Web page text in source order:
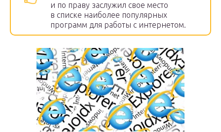
и по праву заслужил свое место
в списке наиболее популярных
программ для работы с интернетом.